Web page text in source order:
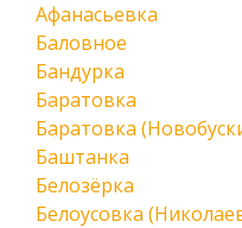
Афанасьевка
Баловное
Бандурка
Баратовка
Баратовка
Баштанка
Белозёрка
Белоусовка